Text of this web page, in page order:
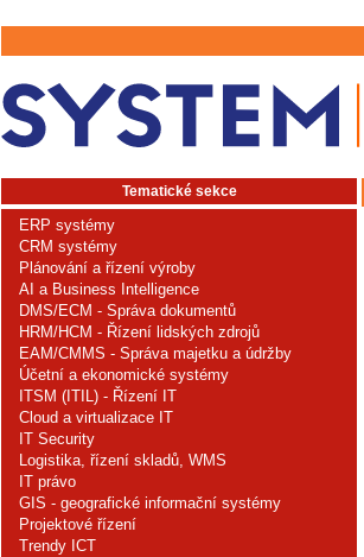
Tematické sekce
ERP systémy
CRM systémy
Plánování a řízení výroby
AI a Business Intelligence
DMS/ECM - Správa dokumentů
HRM/HCM - Řízení lidských zdrojů
EAM/CMMS - Správa majetku a údržby
Účetní a ekonomické systémy
ITSM (ITIL) - Řízení IT
Cloud a virtualizace IT
IT Security
Logistika, řízení skladů, WMS
IT právo
GIS - geografické informační systémy
Projektové řízení
Trendy ICT